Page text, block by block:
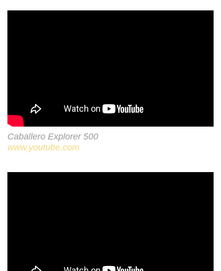
Scrambler。走る場所を選ばない
Caballero Explorer 500
www.youtube.com